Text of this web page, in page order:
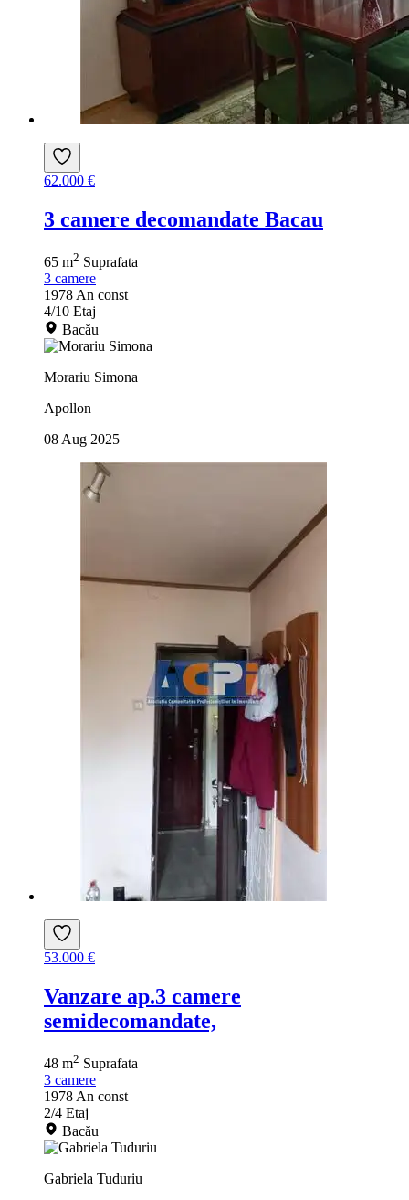
62.000 €
3 camere decomandate Bacau
65 m2 Suprafata
3 camere
1978 An const
4/10 Etaj
Bacău
Morariu Simona
Apollon
08 Aug 2025
53.000 €
Vanzare ap.3 camere
semidecomandate,
48 m2 Suprafata
3 camere
1978 An const
2/4 Etaj
Bacău
Gabriela Tuduriu